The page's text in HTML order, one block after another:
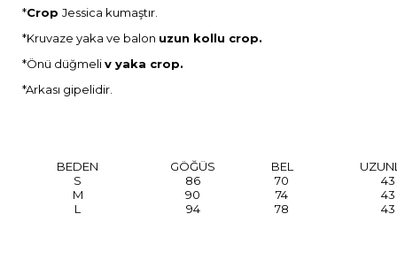
*Crop Jessica kumaştır.
*Kruvaze yaka ve balon uzun kollu crop.
*Önü düğmeliv yaka crop.
*Arkası gipelidir.
BEDEN GÖĞÜS BEL
S
86 70
43
M
90 74
43
L
94 78 43